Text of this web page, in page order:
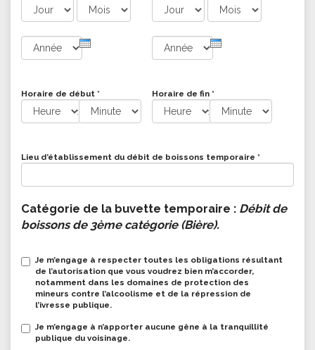
Horaire de début *
:
Horaire de fin*
:
Lieu d’établissement du débit de boissons temporaire *
Catégorie de la buvette temporaire : Débit de
boissons de 3ème catégorie (Bière).
Je m’engage à respecter toutes les obligations résultant
de l’autorisation que vous voudrez bien m’accorder,
notamment dans les domaines de protection des
mineurs contre l’alcoolisme et de la répression de
l’ivresse publique.
Je m’engage à n’apporter aucune gêne à la tranquillité
publique du voisinage.